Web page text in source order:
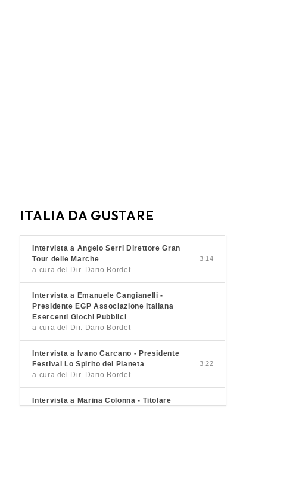
ITALIA DA GUSTARE
Intervista a Angelo Serri Direttore Gran
Tour delle Marche
a cura del Dir. Dario Bordet
3:14
Intervista a Emanuele Cangianelli -
Presidente EGP Associazione Italiana
Esercenti Giochi Pubblici
a cura del Dir. Dario Bordet
Intervista a Ivano Carcano - Presidente
Festival Lo Spirito del Pianeta
a cura del Dir. Dario Bordet
3:22
Intervista a Marina Colonna - Titolare